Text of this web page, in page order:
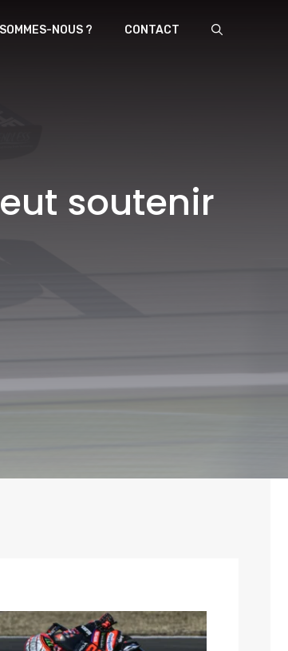
NOUS ? CONTACT
soutenir